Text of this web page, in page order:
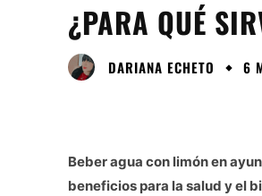
¿PARA QUÉ
DARIANA ECHETO 6
Beber agua con limón en
beneficios para la salud y el